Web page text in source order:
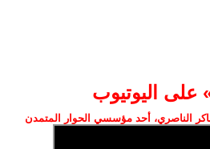
على اليوتيوب
الناصري، أحد مؤسسي الحوار المتمدن